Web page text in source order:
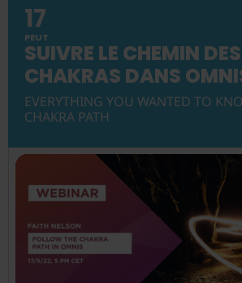
17
PEUT
SUIVRE LE CHEMIN DES
CHAKRAS DANS
EVERYTHING YOU WANTED TO
CHAKRA PATH